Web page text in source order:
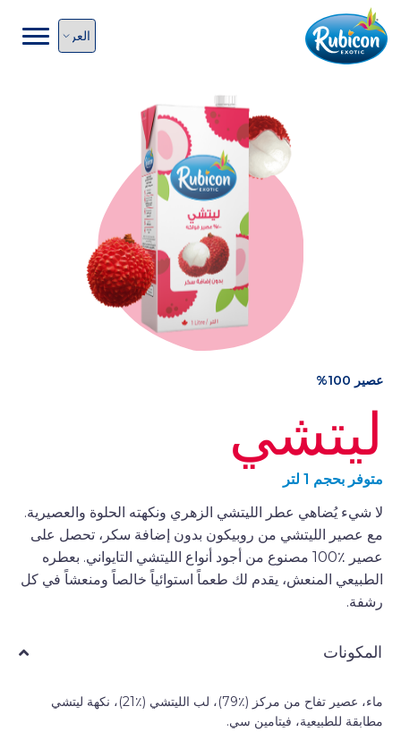
عصير 100%
ليتشي
متوفر بحجم 1 لتر
لا شيء يُضاهي عطر الليتشي الزهري ونكهته الحلوة والعصيرية.
مع عصير الليتشي من روبيكون بدون إضافة سكر، تحصل على
عصير ٪100 مصنوع من أجود أنواع الليتشي التايواني. بعطره
الطبيعي المنعش، يقدم لك طعماً استوائياً خالصاً ومنعشاً في كل
رشفة.
المكونات
ماء، عصير تفاح من مركز (٪79)، لب الليتشي (٪21)، نكهة ليتشي
مطابقة للطبيعية، فيتامين سي.